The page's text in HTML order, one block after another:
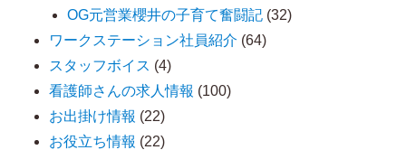
OG元営業櫻井の子育て奮闘記 (32)
ワークステーション社員紹介 (64)
スタッフボイス (4)
看護師さんの求人情報 (100)
お出掛け情報 (22)
お役立ち情報 (22)